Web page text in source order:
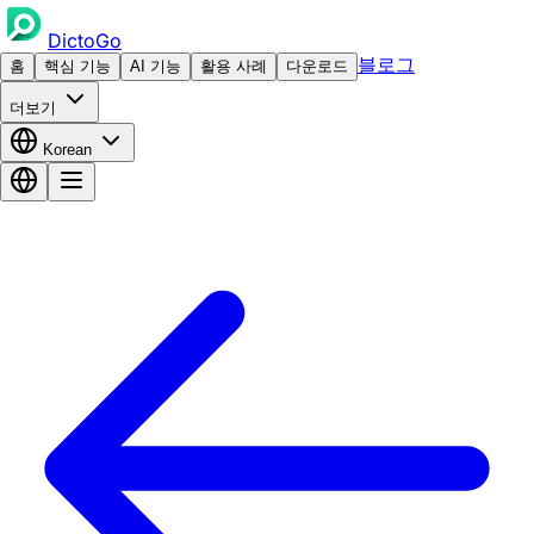
DictoGo
홈 핵심 기능 AI 기능 활용 사례 다운로드 블로그
더보기
Korean